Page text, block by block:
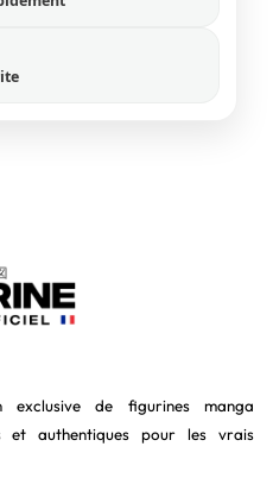
exclusive de figurines manga
et authentiques pour les vrais